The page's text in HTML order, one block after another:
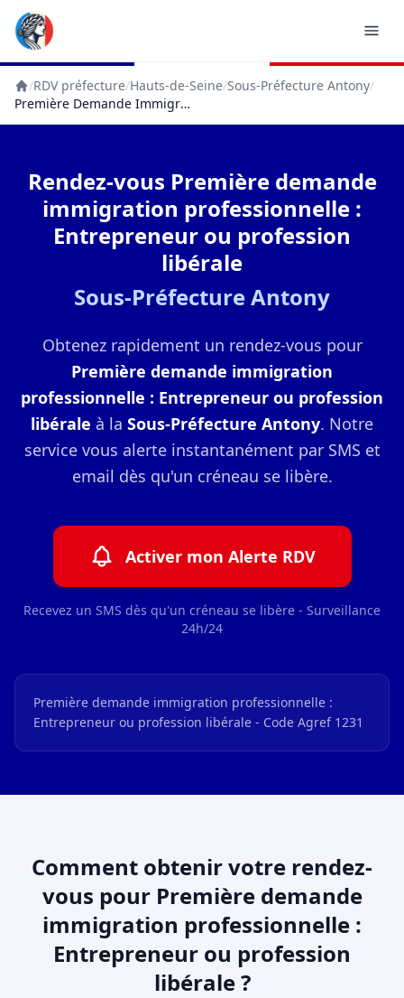
Accueil
/RDV préfecture/Hauts-de-Seine/Sous-Préfecture Antony/
Première Demande Immigration Professionnelle : Entrepreneur Ou Profession Libérale
Rendez-vous Première demande
immigration professionnelle :
Entrepreneur ou profession
libérale
Sous-Préfecture Antony
Obtenez rapidement un rendez-vous pour
Première demande immigration
professionnelle : Entrepreneur ou profession
libérale à la Sous-Préfecture Antony. Notre
service vous alerte instantanément par SMS et
email dès qu'un créneau se libère.
Activer mon Alerte RDV
Recevez un SMS dès qu'un créneau se libère - Surveillance
24h/24
Première demande immigration professionnelle :
Entrepreneur ou profession libérale - Code Agref 1231
Comment obtenir votre rendez-
vous pour Première demande
immigration professionnelle :
Entrepreneur ou profession
libérale ?